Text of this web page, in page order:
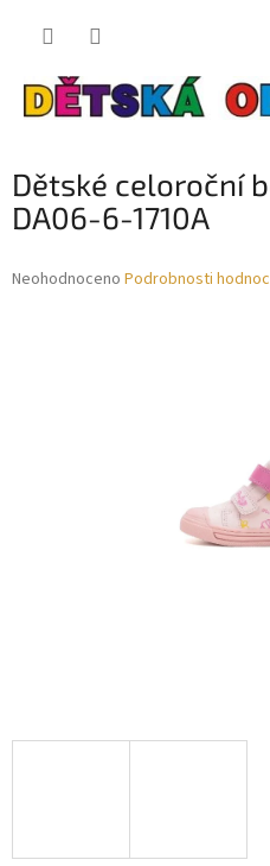
Dětské celoroční
DA06-6-1710A
Průměrné
Neohodnoceno Podrobnosti